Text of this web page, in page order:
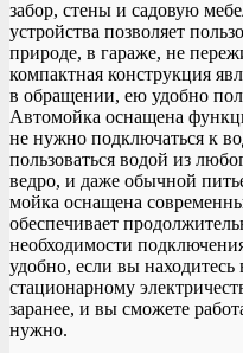
забор, стены и садовую
устройства позволяет
природе, в гараже, не
компактная конструкция
в обращении, ею удобно
Автомойка оснащена
не нужно подключаться к
пользоваться водой из
ведро, и даже обычной
мойка оснащена
обеспечивает
необходимости
удобно, если вы находитесь
стационарному
заранее, и вы сможете
нужно.